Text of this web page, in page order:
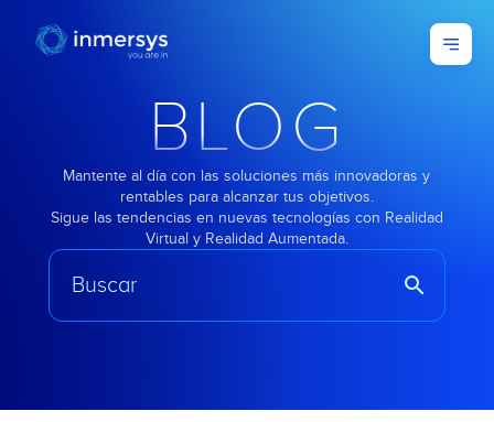
BLOG
Mantente al día con las soluciones más innovadoras y
rentables para alcanzar tus objetivos.
Sigue las tendencias en nuevas tecnologías con Realidad
Virtual y Realidad Aumentada.
search